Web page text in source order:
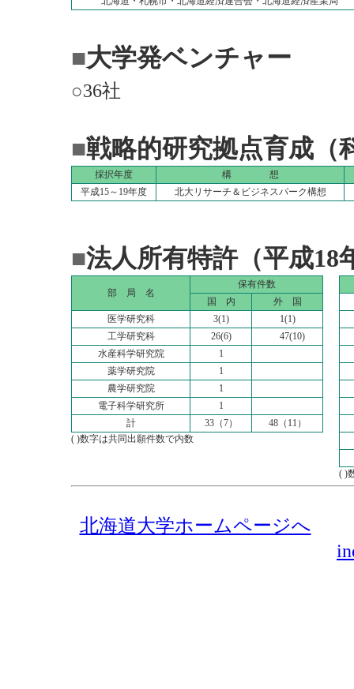
■大学発ベンチャー
○36社
■戦略的研究拠点育成（
採択年度
構 想
平成15～19年度
北大リサーチ＆ビジネスパーク構想
■法人所有特許（平成18
部 局 名
保有件数
国 内
外 国
医学研究科
3(1)
1(1)
工学研究科
26(6)
47(10)
水産科学研究院
1
薬学研究院
1
農学研究院
1
電子科学研究所
1
計
33（7）
48（11）
( )数字は共同出願件数で内数
( )
北海道大学ホームページへ